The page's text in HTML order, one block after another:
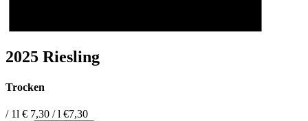
2025 Riesling
Trocken
/ 1l € 7,30 / l €7,30